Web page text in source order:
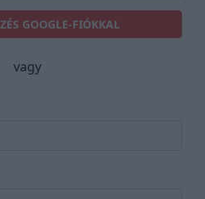
GOOGLE-FIÓKKAL
vagy